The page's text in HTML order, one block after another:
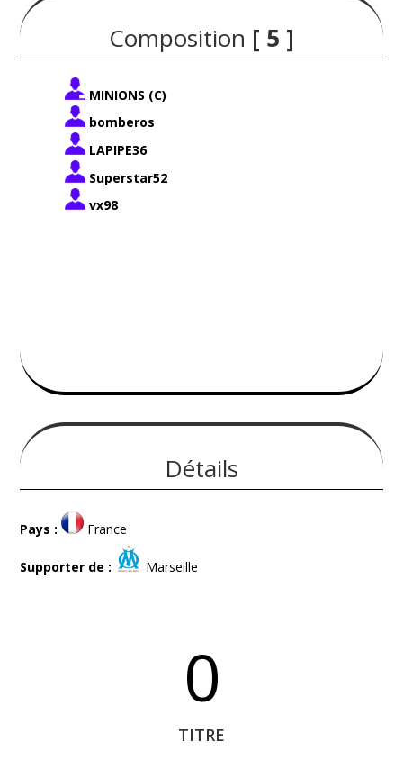
Composition [ 5 ]
MINIONS (C)
bomberos
LAPIPE36
Superstar52
vx98
Détails
Pays : France
Supporter de : Marseille
0
TITRE